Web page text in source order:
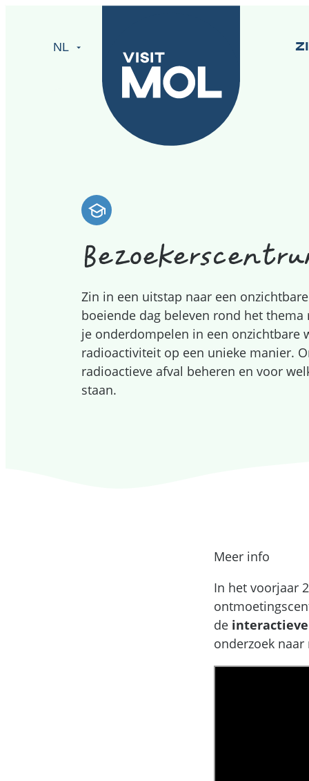
NL
Zin in een uitstap naar een
boeiende dag beleven rond het thema
je onderdompelen in een onzichtbare
radioactiviteit op een unieke manier.
radioactieve afval beheren en voor
staan.
Meer info
In het voorjaar
de
onderzoek